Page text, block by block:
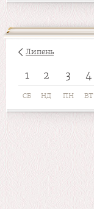
Липень
1 2 3 4
СБ НД ПН ВТ